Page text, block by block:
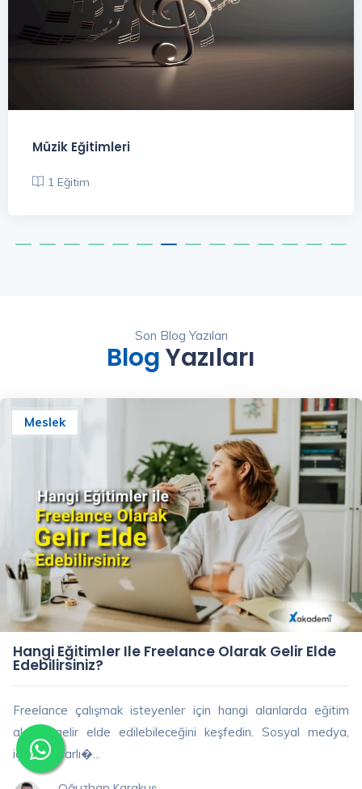
Son Blog Yazıları
BlogYazıları
Hangi Eğitimler Ile Freelance Olarak Gelir Elde
Edebilirsiniz?
Meslek
Freelance çalışmak isteyenler için hangi alanlarda eğitim
alarak gelir elde edilebileceğini keşfedin. Sosyal medya,
içerik yazarlı�...